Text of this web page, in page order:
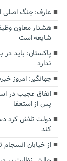
عارف: جنگ اصلی
هشدار معاون
شایعه است
پاکستان: باید
ندارد
جهانگیر: امروز
پس از استعفا
دولت تلاش کرد
کند
از خیابان انسجام